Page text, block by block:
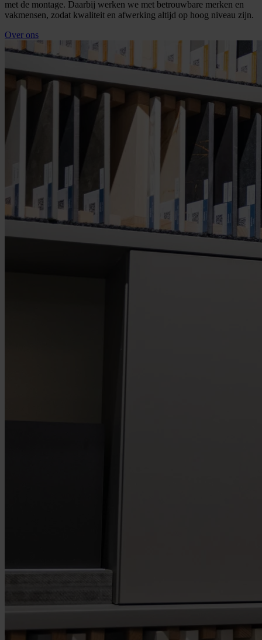
met de montage. Daarbij werken we met betrouwbare merken en
vakmensen, zodat kwaliteit en afwerking altijd op hoog niveau zijn.
Over ons